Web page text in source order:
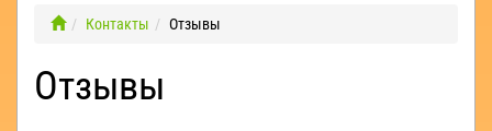
экскурсии
Контакты
Контакты Отзывы
Отзывы